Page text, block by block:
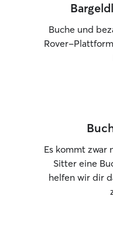
Buche und
Rover-
Es kommt zwar
Sitter eine
helfen wir dir